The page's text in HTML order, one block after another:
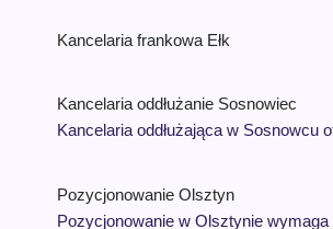
Kancelaria frankowa Ełk
Kancelaria oddłużanie Sosnowiec
Kancelaria oddłużająca w
Pozycjonowanie Olsztyn
Pozycjonowanie w Olsztynie